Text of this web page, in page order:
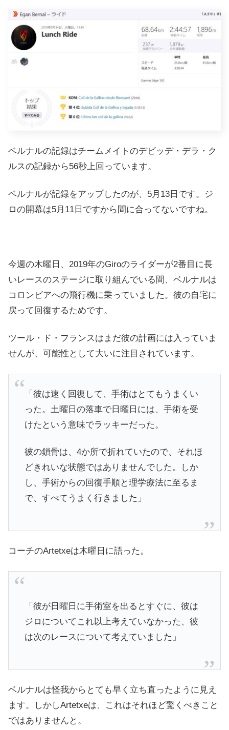
ベルナルの記録はチームメイトのデビッデ・デラ・ク
ルスの記録から56秒上回っています。
ベルナルが記録をアップしたのが、5月13日です。ジ
ロの開幕は5月11日ですから間に合ってないですね。
今週の木曜日、2019年のGiroのライダーが2番目に長
いレースのステージに取り組んでいる間、ベルナルは
コロンビアへの飛行機に乗っていました。彼の自宅に
戻って回復するためです。
ツール・ド・フランスはまだ彼の計画には入っていま
せんが、可能性として大いに注目されています。
「彼は速く回復して、手術はとてもうまくい
った。土曜日の落車で日曜日には、手術を受
けたという意味でラッキーだった。
彼の鎖骨は、4か所で折れていたので、それほ
どきれいな状態ではありませんでした。しか
し、手術からの回復手順と理学療法に至るま
で、すべてうまく行きました」
コーチのArtetxeは木曜日に語った。
「彼が日曜日に手術室を出るとすぐに、彼は
ジロについてこれ以上考えていなかった、彼
は次のレースについて考えていました」
ベルナルは怪我からとても早く立ち直ったように見え
ます。しかしArtetxeは、これはそれほど驚くべきこと
ではありませんと。